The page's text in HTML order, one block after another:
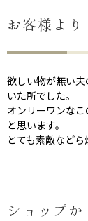
お客様より
欲しい物が無い
いた所でした。
オンリーワンな
と思います。
とても素敵などら
ショップか